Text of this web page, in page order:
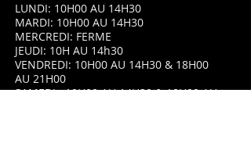
LUNDI: 10H00 AU 14H30
MARDI: 10H00 AU 14H30
MERCREDI: FERME
JEUDI: 10H AU 14h30
VENDREDI: 10H00 AU 14H30 & 18H00
AU 21H00
SAMEDI: 10H00 AU 14H30 & 18H00 AU